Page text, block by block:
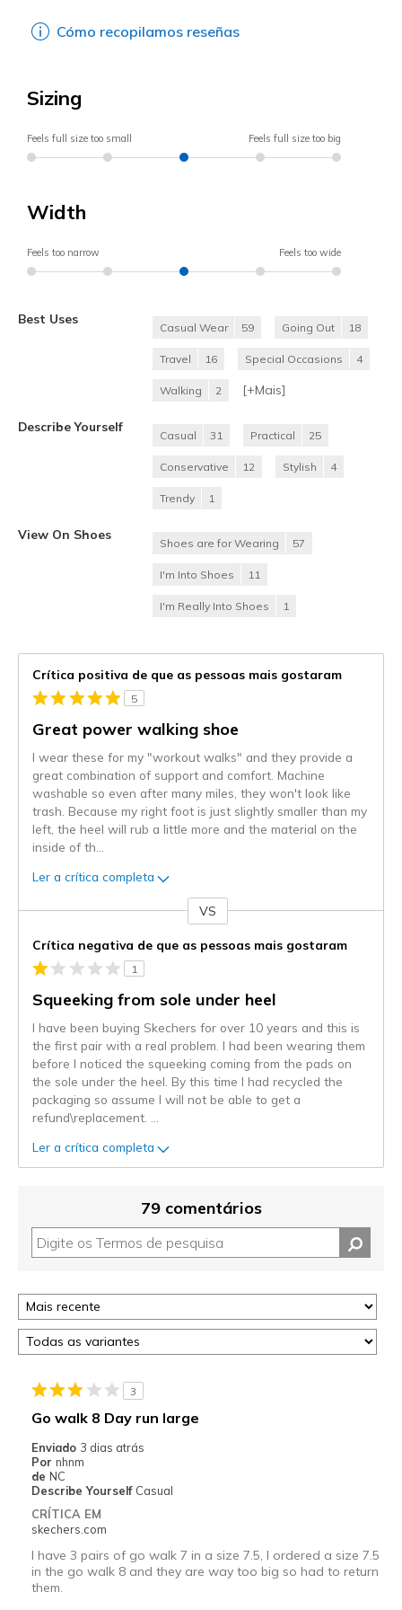
Cómo recopilamos reseñas
Sizing
Feels full size too small Feels full size too big
Width
Feels too narrow Feels too wide
Best Uses
Casual Wear 59 Going Out 18
Travel 16 Special Occasions 4
Walking 2 [+Mais]
Describe Yourself
Casual 31 Practical 25
Conservative 12 Stylish 4
Trendy 1
View On Shoes
Shoes are for Wearing 57
I'm Into Shoes 11
I'm Really Into Shoes 1
Crítica positiva de que as pessoas mais gostaram
5
Great power walking shoe
I wear these for my "workout walks" and they provide a
great combination of support and comfort. Machine
washable so even after many miles, they won't look like
trash. Because my right foot is just slightly smaller than my
left, the heel will rub a little more and the material on the
inside of th
Ler a crítica completa
VS
Crítica negativa de que as pessoas mais gostaram
1
Squeeking from sole under heel
I have been buying Skechers for over 10 years and this is
the first pair with a real problem. I had been wearing them
before I noticed the squeeking coming from the pads on
the sole under the heel. By this time I had recycled the
packaging so assume I will not be able to get a
refund\replacement.
Ler a crítica completa
79 comentários
3
Go walk 8 Day run large
Enviado 3 dias atrás
Por nhnm
de NC
Describe Yourself Casual
CRÍTICA EM
skechers.com
I have 3 pairs of go walk 7 in a size 7.5, I ordered a size 7.5
in the go walk 8 and they are way too big so had to return
them.